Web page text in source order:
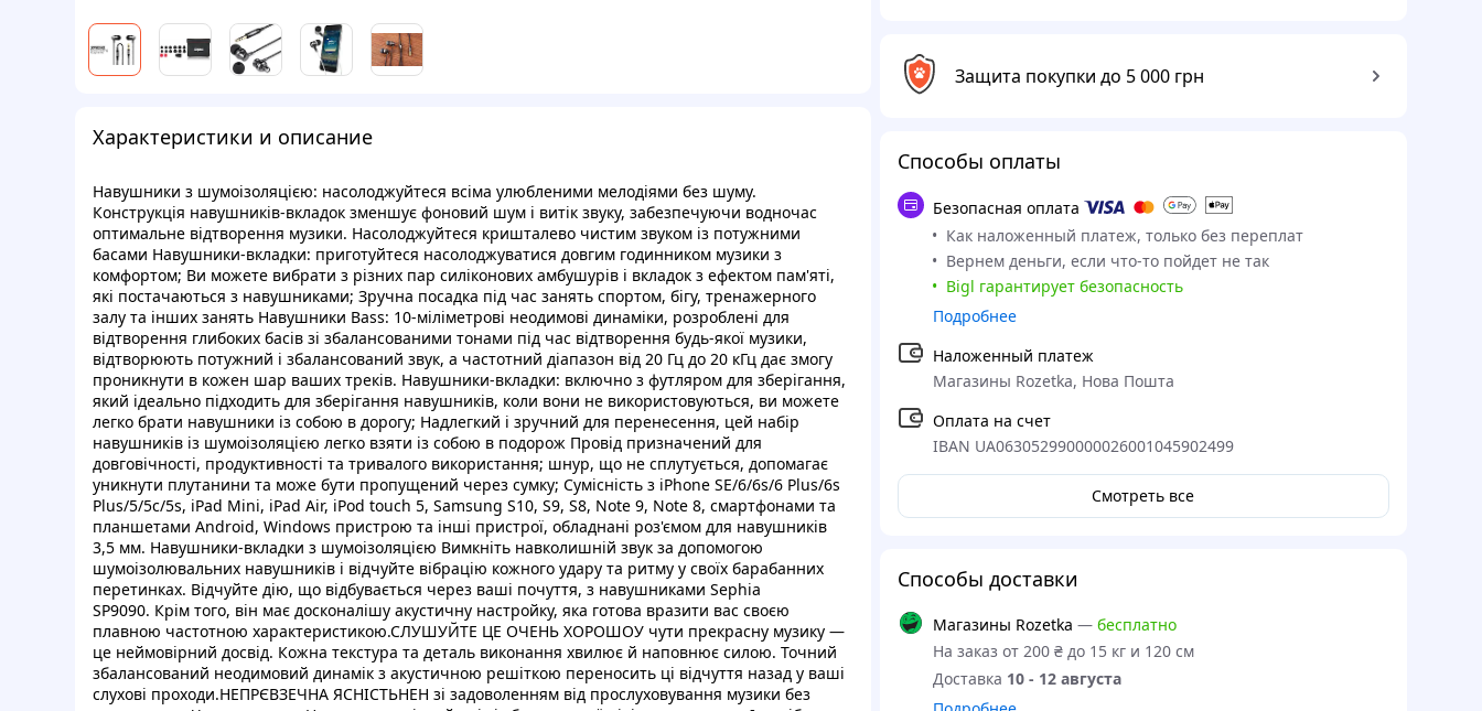
Характеристики и описание
Навушники з шумоізоляцією: насолоджуйтеся всіма улюбленими мелодіями без шуму.
Конструкція навушників-вкладок зменшує фоновий шум і витік звуку, забезпечуючи водночас
оптимальне відтворення музики. Насолоджуйтеся кришталево чистим звуком із потужними
басами Навушники-вкладки: приготуйтеся насолоджуватися довгим годинником музики з
комфортом; Ви можете вибрати з різних пар силіконових амбушурів і вкладок з ефектом пам'яті,
які постачаються з навушниками; Зручна посадка під час занять спортом, бігу, тренажерного
залу та інших занять Навушники Bass: 10-міліметрові неодимові динаміки, розроблені для
відтворення глибоких басів зі збалансованими тонами під час відтворення будь-якої музики,
відтворюють потужний і збалансований звук, а частотний діапазон від 20 Гц до 20 кГц дає змогу
проникнути в кожен шар ваших треків. Навушники-вкладки: включно з футляром для зберігання,
який ідеально підходить для зберігання навушників, коли вони не використовуються, ви можете
легко брати навушники із собою в дорогу; Надлегкий і зручний для перенесення, цей набір
навушників із шумоізоляцією легко взяти із собою в подорож Провід призначений для
довговічності, продуктивності та тривалого використання; шнур, що не сплутується, допомагає
уникнути плутанини та може бути пропущений через сумку; Сумісність з iPhone SE/6/6s/6 Plus/6s
Plus/5/5c/5s, iPad Mini, iPad Air, iPod touch 5, Samsung S10, S9, S8, Note 9, Note 8, смартфонами та
планшетами Android, Windows пристрою та інші пристрої, обладнані роз'ємом для навушників
3,5 мм. Навушники-вкладки з шумоізоляцією Вимкніть навколишній звук за допомогою
шумоізолювальних навушників і відчуйте вібрацію кожного удару та ритму у своїх барабанних
перетинках. Відчуйте дію, що відбувається через ваші почуття, з навушниками Sephia
SP9090. Крім того, він має досконалішу акустичну настройку, яка готова вразити вас своєю
плавною частотною характеристикою.СЛУШУЙТЕ ЦЕ ОЧЕНЬ ХОРОШОУ чути прекрасну музику —
це неймовірний досвід. Кожна текстура та деталь виконання хвилює й наповнює силою. Точний
збалансований неодимовий динамік з акустичною решіткою переносить ці відчуття назад у ваші
слухові проходи.НЕПРЄВЗЕЧНА ЯСНІСТЬНЕН зі задоволенням від прослуховування музики без
Защита покупки до 5 000 грн
Способы оплаты
Безопасная оплата
Как наложенный платеж, только без переплат
Вернем деньги, если что-то пойдет не так
Bigl гарантирует безопасность
Подробнее
Наложенный платеж
Магазины Rozetka, Нова Пошта
Оплата на счет
IBAN UA063052990000026001045902499
Смотреть все
Способы доставки
Магазины Rozetka — бесплатно
На заказ от 200 ₴ до 15 кг и 120 см
Доставка 10 - 12 августа